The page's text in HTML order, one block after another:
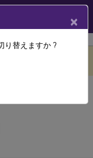
2109
V
×
り替えますか ?